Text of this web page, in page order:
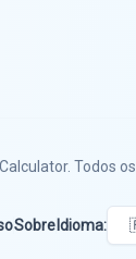
. Todos
Sobre Idioma: